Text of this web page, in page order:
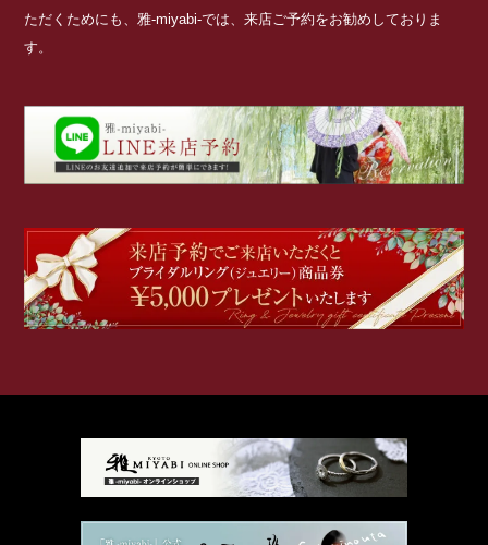
ただくためにも、雅-miyabi-では、来店ご予約をお勧めしておりま
す。